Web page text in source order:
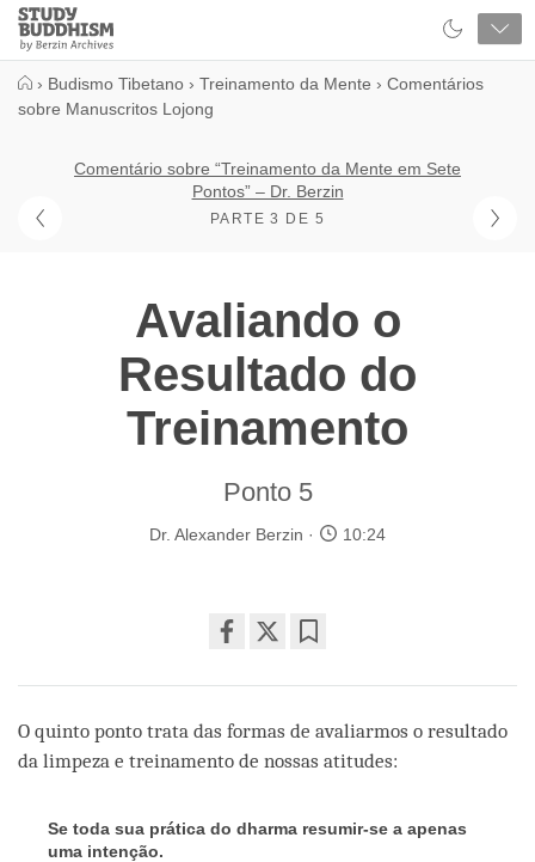
Close
Study
Buddhism
› Budismo Tibetano › Treinamento da Mente › Comentários
sobre Manuscritos Lojong
Comentário sobre “Treinamento da Mente em Sete
Pontos” – Dr. Berzin
PARTE 3 DE 5
Avaliando o
Resultado do
Treinamento
Ponto 5
Dr. Alexander Berzin 10:24
on
facebook
O quinto ponto trata das formas de avaliarmos o resultado
da limpeza e treinamento de nossas atitudes:
Se toda sua prática do dharma resumir-se a apenas
uma intenção.